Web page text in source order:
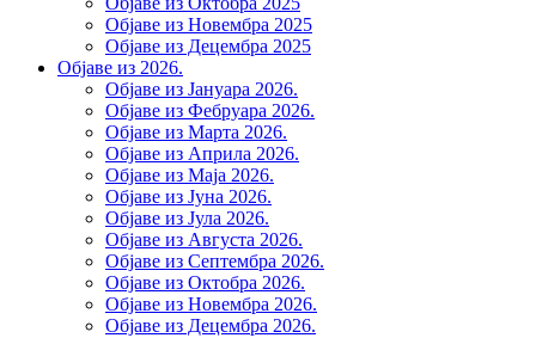
Објаве из Новембра 2025
Објаве из Децембра 2025
Објаве из 2026.
Објаве из Јануара 2026.
Објаве из Фебруара 2026.
Објаве из Марта 2026.
Објаве из Априла 2026.
Објаве из Маја 2026.
Објаве из Јуна 2026.
Објаве из Јула 2026.
Објаве из Августа 2026.
Објаве из Септембра 2026.
Објаве из Октобра 2026.
Објаве из Новембра 2026.
Објаве из Децембра 2026.